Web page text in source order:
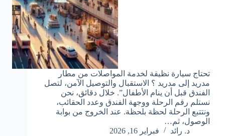
تحتاج سيارة نظيقة لخدمة المواصلات من مطار
مدريد إلى مدريد ؟ الاستقبال والتوصيل الآمن، لتصل
الفندق قبل أن ينام الأطفال”. خلال دقائق، نحن
نستلم رقم الرحلة ووجهة الفندق وعدد الحقائب،
ونتتبع الرحلة لحظة بلحظة. عند الخروج من بوابة
الوصول، ثم…
د. رائد
فبراير 16, 2026